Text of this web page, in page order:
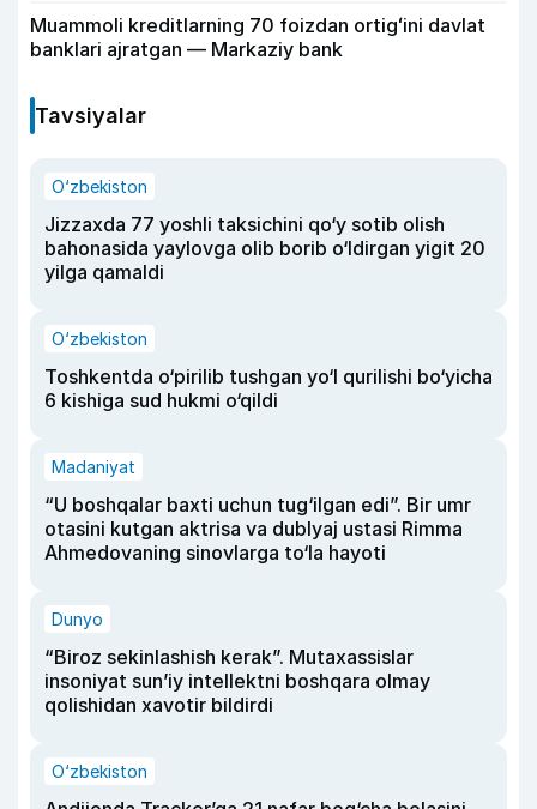
Muammoli kreditlarning 70 foizdan ortigʻini davlat
banklari ajratgan — Markaziy bank
Tavsiyalar
O‘zbekiston
Jizzaxda 77 yoshli taksichini qo‘y sotib olish
bahonasida yaylovga olib borib o‘ldirgan yigit 20
yilga qamaldi
O‘zbekiston
Toshkentda o‘pirilib tushgan yo‘l qurilishi bo‘yicha
6 kishiga sud hukmi o‘qildi
Madaniyat
“U boshqalar baxti uchun tug‘ilgan edi”. Bir umr
otasini kutgan aktrisa va dublyaj ustasi Rimma
Ahmedovaning sinovlarga to‘la hayoti
Dunyo
“Biroz sekinlashish kerak”. Mutaxassislar
insoniyat sun’iy intellektni boshqara olmay
qolishidan xavotir bildirdi
O‘zbekiston